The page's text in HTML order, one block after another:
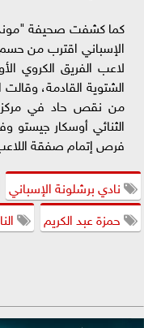
كما كشفت صحيفة "موندو
الإسباني اقترب من
لاعب الفريق الكروي
الشتوية القادمة،
من نقص حاد في مركز
الثنائي أوسكار جيستو
فرص إتمام صفقة
نادي برشلونة الإسباني
حمزة عبد الكريم